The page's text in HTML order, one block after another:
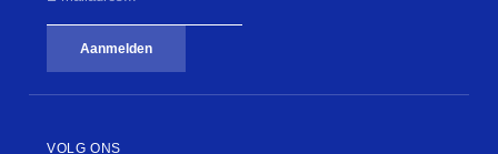
Aanmelden
VOLG ONS